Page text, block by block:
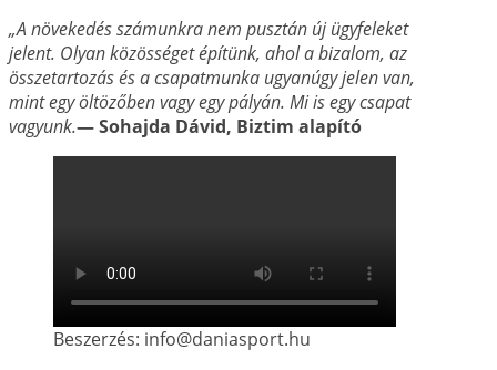
„A növekedés számunkra nem pusztán új ügyfeleket
jelent. Olyan közösséget építünk, ahol abizalom, az
összetartozás és a csapatmunka ugyanúgy jelen van,
mint egy öltözőben vagyegy pályán. Mi is egy csapat
vagyunk.— Sohajda Dávid, Biztim alapító
Beszerzés: info@daniasport.hu